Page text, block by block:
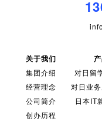
关于我们
集团介绍
经营理念
公司简介
创办历程
对日留
对日业
日本IT